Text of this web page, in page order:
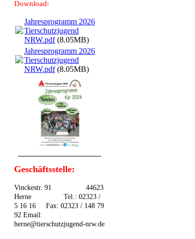
Download:
Jahresprogramm 2026
Tierschutzjugend
NRW.pdf(8.05MB)
Jahresprogramm 2026
Tierschutzjugend
NRW.pdf(8.05MB)
Geschäftsstelle:
Vinckestr. 91 44623
Herne Tel.: 02323 /
5 16 16 Fax: 02323 / 148 79
92 Email:
herne@tierschutzjugend-nrw.de